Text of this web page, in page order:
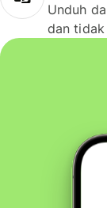
Unduh
dan tidak